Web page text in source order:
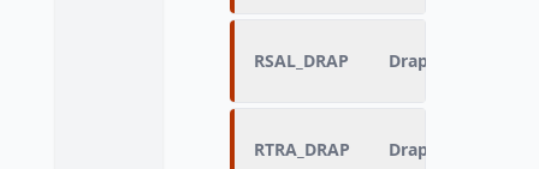
RSAL_DRAP Drapeau de RSAL
RTRA_DRAP Drapeau de RTRA